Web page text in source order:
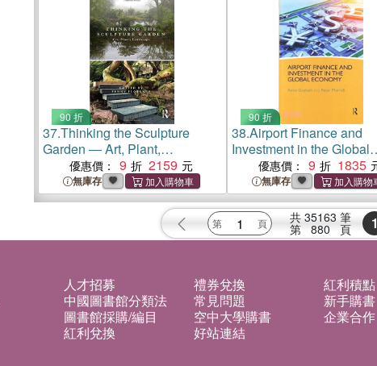
90 折
37.Thinking the Sculpture
Garden ― Art, Plant,
Landscape
優惠價： 9 2159
無庫存
90 折
38.Airport Finance and
Investment in the Global
Economy
優惠價： 9 1835
無庫存
共 35163 筆
第 880 頁 1
人才招募 禮券兌換
紅利積點
中國圖書館分類法 常見問題
新手購書
圖書館採購/編目 空中大學購書
企業合作
紅利兌換 好站連結